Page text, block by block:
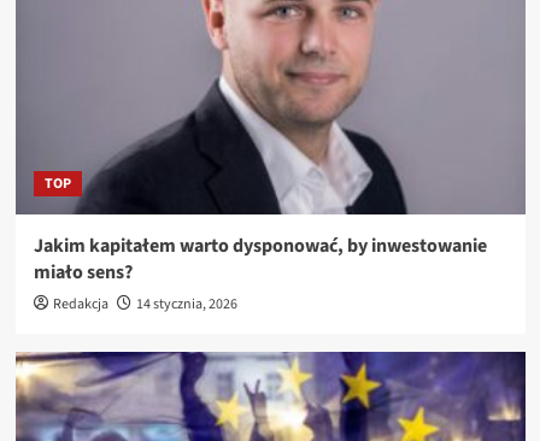
TOP
Jakim kapitałem warto dysponować, by inwestowanie
miało sens?
Redakcja 14 stycznia, 2026